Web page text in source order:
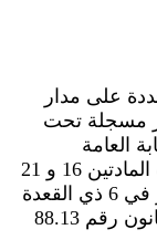
على مدار
مسجلة تحت
العامة
طبقا لمقتضيات المادتين 16 و 21
من الظهير الشريف رقم 122.16.1 الصادر في 6 ذي القعدة
1437 الموافق ل 10 غشت 2016 بتنفيذ القانون رقم 88.13